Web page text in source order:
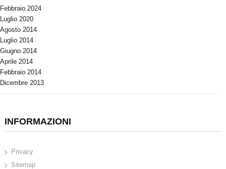
Febbraio 2024
Luglio 2020
Agosto 2014
Luglio 2014
Giugno 2014
Aprile 2014
Febbraio 2014
Dicembre 2013
INFORMAZIONI
Privacy
Sitemap